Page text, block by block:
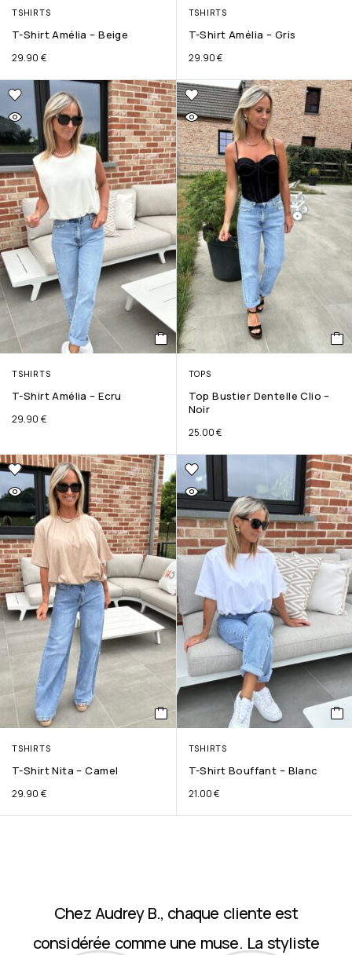
TSHIRTS
T-Shirt Amélia – Beige
29.90 €
TSHIRTS
T-Shirt Amélia – Gris
29.90€
TSHIRTS
T-Shirt Amélia – Ecru
29.90 €
TOPS
Top Bustier Dentelle Clio –
Noir
25.00€
TSHIRTS
T-Shirt Nita – Camel
29.90 €
TSHIRTS
T-Shirt Bouffant – Blanc
21.00€
Chez Audrey B., chaque cliente est
considérée comme une muse. La styliste